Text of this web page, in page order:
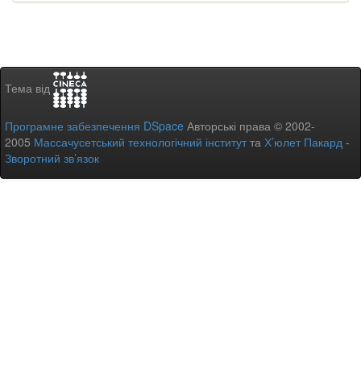
Тема від
Програмне забезпечення DSpace Авторські права © 2002-
2005 Массачусетський технологічний інститутта Х’юлет Пакард -
Зворотний зв’язок